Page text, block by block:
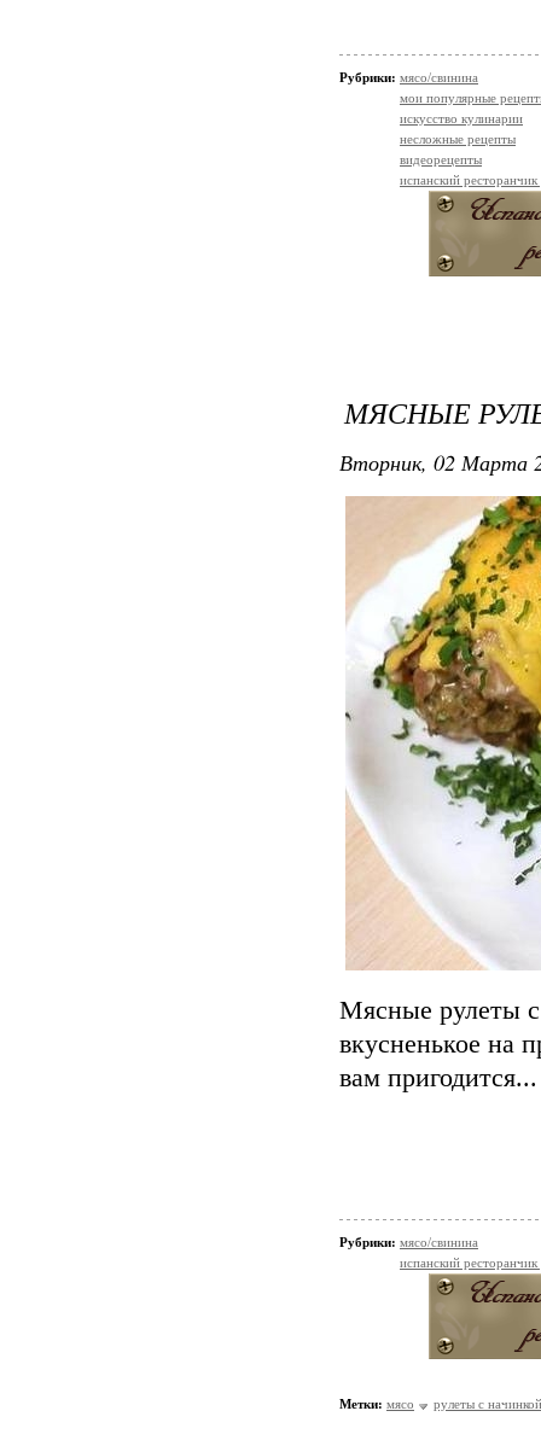
Рубрики: мясо/свинина
мои популярные
искусство кулинарии
несложные рецепты
видеорецепты
испанский
МЯСНЫЕ
Вторник, 02 Марта
Мясные рулеты с
вкусненькое на
вам пригодится...
Рубрики: мясо/свинина
испанский
Метки: мясо рулеты с начинкой